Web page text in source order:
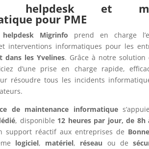
helpdesk et
pour PME
helpdesk Migrinfo prend en charge
interventions informatiques pour les
dans les Yvelines. Grâce à notre solution
d’une prise en charge rapide,
résoudre tous les incidents
de maintenance informatique
, disponible 12 heures par jour, de 8h
support réactif aux entreprises de
logiciel, matériel, réseau ou de